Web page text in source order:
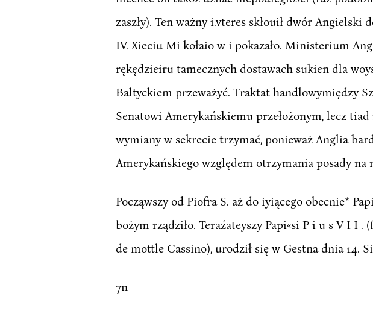
zaszły). Ten ważny i.vteres skłouił dwór
IV. Xieciu Mi kołaio w i pokazało. Ministerium
rękędzieiru tamecznych dostawach sukien dla
Baltyckiem przeważyć. Traktat handlowymiędzy
Senatowi Amerykańskiemu przełożonym, lecz
wymiany w sekrecie trzymać, ponieważ Anglia
Amerykańskiego względem otrzymania posady na
Począwszy od Piofra S. aż do iyiącego obecnie*
bożym rządziło. Teraźateyszy Papi«si P i u s V I I
de mottle Cassino), urodził się w Gestna dnia 14.
7n